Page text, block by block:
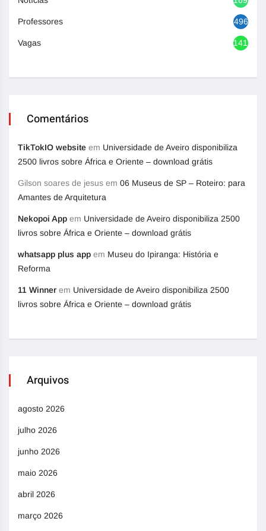
Professores 496
Vagas 1417
Comentários
TikTokIO website em Universidade de Aveiro disponibiliza
2500 livros sobre África e Oriente – download grátis
Gilson soares de jesus em 06 Museus de SP – Roteiro: para
Amantes de Arquitetura
Nekopoi App em Universidade de Aveiro disponibiliza 2500
livros sobre África e Oriente – download grátis
whatsapp plus app em Museu do Ipiranga: História e
Reforma
11 Winner em Universidade de Aveiro disponibiliza 2500
livros sobre África e Oriente – download grátis
Arquivos
agosto 2026
julho 2026
junho 2026
maio 2026
abril 2026
março 2026